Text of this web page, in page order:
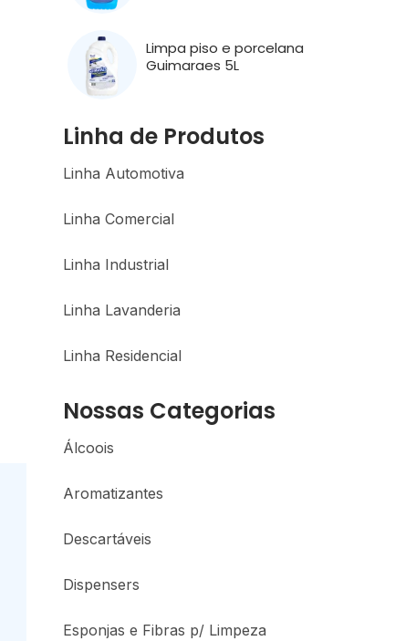
Limpa piso e porcelana
Guimaraes 5L
Linha de Produtos
Linha Automotiva
Linha Comercial
Linha Industrial
Linha Lavanderia
Linha Residencial
Nossas Categorias
Álcoois
Aromatizantes
Descartáveis
Dispensers
Esponjas e Fibras p/ Limpeza